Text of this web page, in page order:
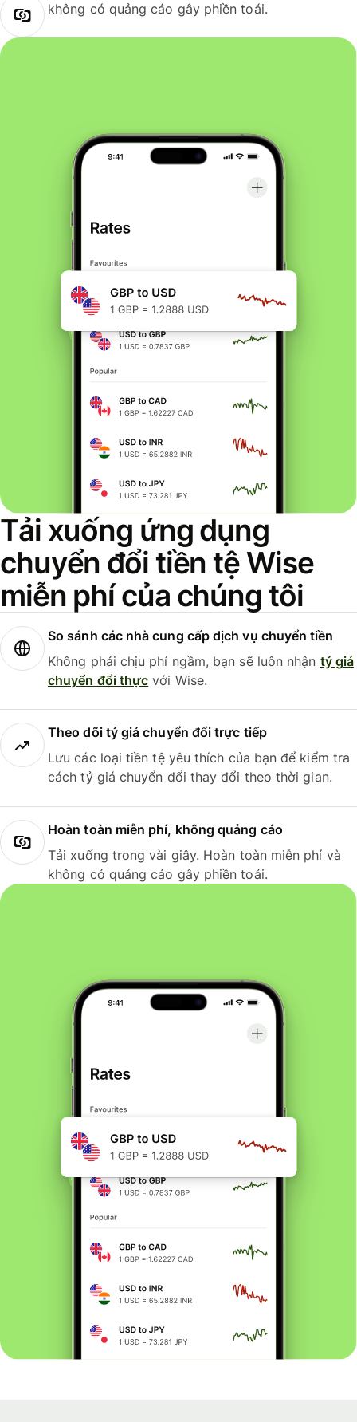
không có quảng cáo gây phiền toái.
Tải xuống ứng dụng
chuyển đổi tiền tệ Wise
miễn phí của chúng tôi
So sánh các nhà cung cấp dịch vụ chuyển tiền
Không phải chịu phí ngầm, bạn sẽ luôn nhận tỷ giá
chuyển đổi thực với Wise.
Theo dõi tỷ giá chuyển đổi trực tiếp
Lưu các loại tiền tệ yêu thích của bạn để kiểm tra
cách tỷ giá chuyển đổi thay đổi theo thời gian.
Hoàn toàn miễn phí, không quảng cáo
Tải xuống trong vài giây. Hoàn toàn miễn phí và
không có quảng cáo gây phiền toái.